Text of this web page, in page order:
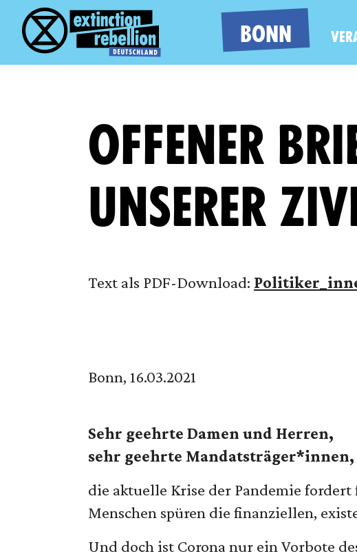
BONN
OFFENER
UNSERER
Text als PDF-Download:
Bonn, 16.03.2021
Sehr geehrte Damen und Herren,
sehr geehrte Mandatsträger*innen,
die aktuelle Krise der Pandemie
Menschen spüren die finanziellen,
Und doch ist Corona nur ein Vorbote